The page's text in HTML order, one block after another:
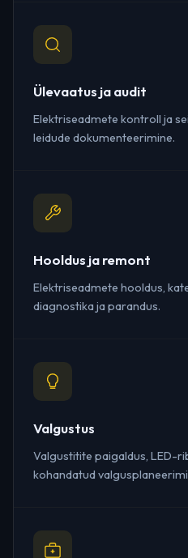
Ülevaatus ja audit
Elektriseadmete kontroll ja
leidude dokumenteerimine.
Hooldus ja remont
Elektriseadmete hooldus,
diagnostika ja parandus.
Valgustus
Valgustitite paigaldus, LED-
kohandatud